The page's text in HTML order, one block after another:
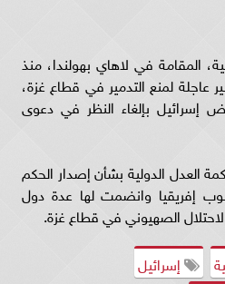
المقامة في لاهاي بهولندا، منذ
عاجلة لمنع التدمير في قطاع غزة،
إسرائيل بإلغاء النظر في دعوى
العدل الدولية بشأن إصدار الحكم
إفريقيا وانضمت لها عدة دول
الصهيوني في قطاع غزة.
إسرائيل